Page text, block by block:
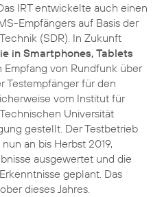
IRT entwickelte auch einen
Empfängers auf Basis der
(SDR). In Zukunft
in Smartphones, Tablets
Empfang von Rundfunk über
Testempfänger für den
vom Institut für
Universität
gestellt. Der Testbetrieb
an bis Herbst 2019,
ausgewertet und die
geplant. Das
dieses Jahres.